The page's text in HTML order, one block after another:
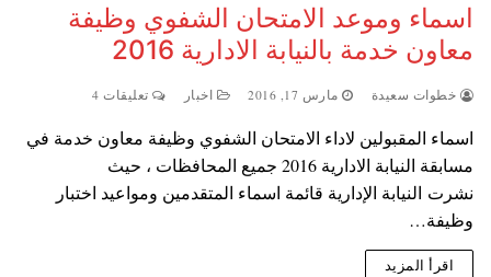
اسماء وموعد الامتحان الشفوي وظيفة
معاون خدمة بالنيابة الادارية 2016
خطوات سعيدة مارس 17, 2016 اخبار تعليقات 4
اسماء المقبولين لاداء الامتحان الشفوي وظيفة معاون خدمة في
مسابقة النيابة الادارية 2016 جميع المحافظات ، حيث
نشرت النيابة الإدارية قائمة اسماء المتقدمين ومواعيد اختبار
وظيفة…
اقرأ المزيد